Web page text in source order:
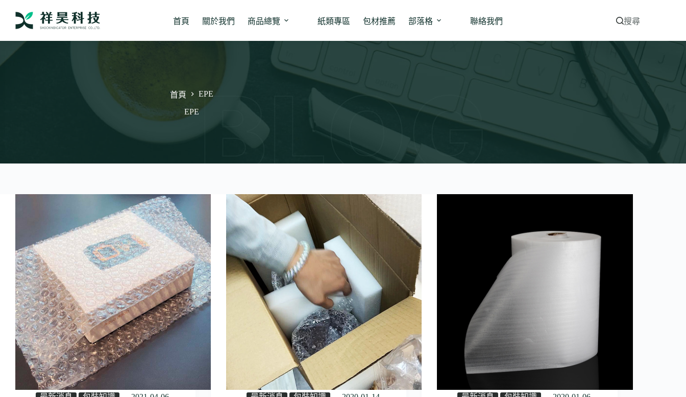
要
容
首頁 關於我們 商品總覽 紙類專區 包材推薦 部落格 聯絡我們 搜尋
首頁 EPE
EPE